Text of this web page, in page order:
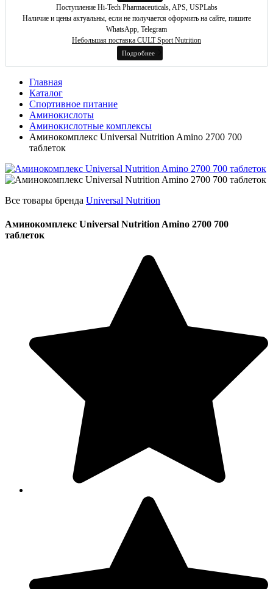
Поступление Hi-Tech Pharmaceuticals, APS, USPLabs
Наличие и цены актуальны, если не получается оформить на сайте, пишите
WhatsApp, Telegram
Небольшая поставка CULT Sport Nutrition
Подробнее
Главная
Каталог
Спортивное питание
Аминокислоты
Аминокислотные комплексы
Аминокомплекс Universal Nutrition Amino 2700 700
таблеток
Все товары бренда Universal Nutrition
Аминокомплекс Universal Nutrition Amino 2700 700
таблеток